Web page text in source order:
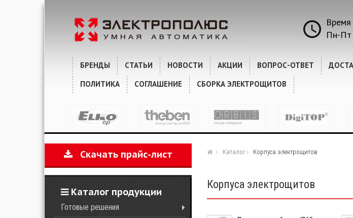
Пн-Пт
БРЕНДЫ СТАТЬИ НОВОСТИ АКЦИИ ВОПРОС-ОТВЕТ
ПОЛИТИКА
СОГЛАШЕНИЕ СБОРКА ЭЛЕКТРОЩИТОВ
Скачать прайс-лист
Каталог продукции
Готовые решения
Каталог Корпуса электрощитов
Корпуса электрощитов